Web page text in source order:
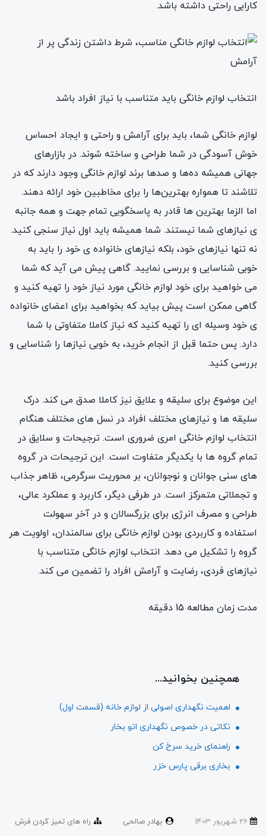
کارایی راحتی داشته باشد.
انتخاب لوازم خانگی باید متناسب با نیاز افراد باشد
لوازم خانگی شما، باید برای آرامش و راحتی و ایجاد احساس
خوش آسودگی در شما طراحی و ساخته شوند. در بازارهای
جهانی همیشه ده‌ها و صدها برند لوازم خانگی وجود دارند که در
تلاشند تا همواره بهترین‌ها را برای مخاطبین خود ارائه دهند.
اما الزما بهترین ها قادر به پاسخگویی تمام جهت و همه جانبه
ی نیازهای شما نیستند. شما همیشه باید اول نیاز سنجی کنید.
نه تنها نیازهای خود، بلکه نیازهای خانواده ی خود را باید به
خوبی شناسایی و بررسی نمایید. گاهی پیش می آید که شما
می خواهید برای خود لوازم خانگی مورد نیاز خود را تهیه کنید و
گاهی ممکن است پیش بیاید که بخواهید برای اعضای خانواده
ی خود وسیله ای را تهیه کنید که نیاز کاملا متفاوتی با شما
دارد. پس حتما قبل از انجام خرید، به خوبی نیازها را شناسایی و
بررسی کنید.
این موضوع برای سلیقه و علایق نیز کاملا صدق می کند. درک
سلیقه ها و نیازهای مختلف افراد در نسل های مختلف هنگام
انتخاب لوازم خانگی امری ضروری است. ترجیحات و سلایق در
تمام گروه ها با یکدیگر متفاوت است. این ترجیحات در گروه
های سنی جوانان و نوجوانان، بر محوریت سرگرمی، ظاهر جذاب
و تجملاتی متمرکز است. در طرفی دیگر، کاربرد و عملکرد عالی،
طراحی و مصرف انرژی برای بزرگسالان و در آخر سهولت
استفاده و کاربردی بودن لوازم خانگی برای سالمندان، اولویت هر
گروه را تشکیل می دهد. انتخاب لوازم خانگی متناسب با
نیازهای فردی، رضایت و آرامش افراد را تضمین می کند.
مدت زمان مطالعه 15 دقیقه
همچنین بخوانید...
اهمیت نگهداری اصولی از لوازم خانه (قسمت اول)
نکاتی در خصوص نگهداری اتو بخار
راهنمای خرید سرخ کن
بخاری برقی پارس خزر
بهادر صالحی
راه های تمیز کردن فرش